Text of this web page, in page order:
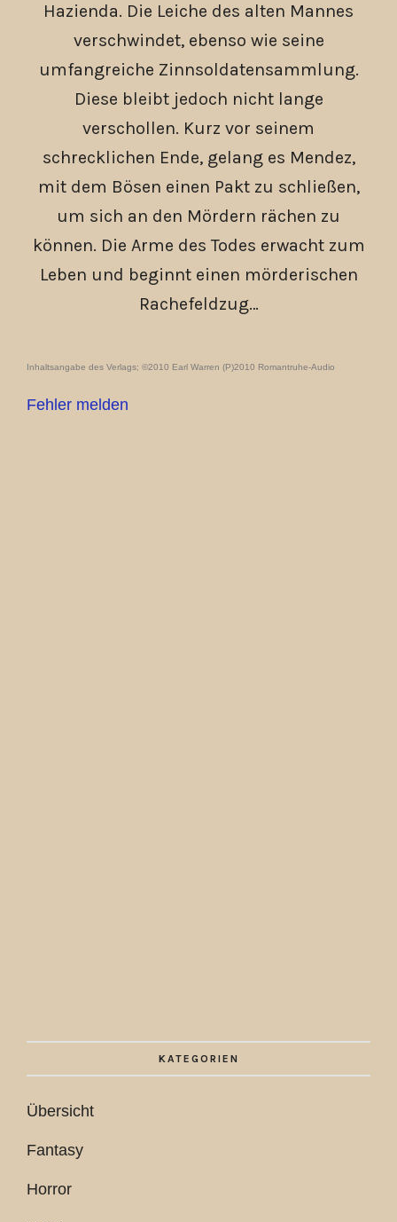
Hazienda. Die Leiche des alten Mannes
verschwindet, ebenso wie seine
umfangreiche Zinnsoldatensammlung.
Diese bleibt jedoch nicht lange
verschollen. Kurz vor seinem
schrecklichen Ende, gelang es Mendez,
mit dem Bösen einen Pakt zu schließen,
um sich an den Mördern rächen zu
können. Die Arme des Todes erwacht zum
Leben und beginnt einen mörderischen
Rachefeldzug…
Inhaltsangabe des Verlags; ©2010 Earl Warren (P)2010 Romantruhe-Audio
Fehler melden
KATEGORIEN
Übersicht
Fantasy
Horror